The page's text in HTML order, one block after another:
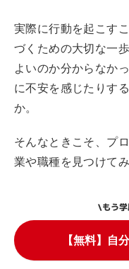
実際に行動を起こす
づくための大切な一
よいのか分からなか
に不安を感じたりす
か。
そんなときこそ、プ
業や職種を見つけて
\もう
【無料】自